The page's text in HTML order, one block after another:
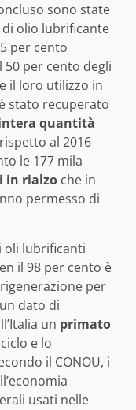
sono state
olio lubrificante
per cento
per cento degli
il loro utilizzo in
stato recuperato
quantità
al 2016
le 177 mila
in rialzo che in
permesso di
oli lubrificanti
il 98 per cento è
per
dato di
un primato
e lo
il CONOU, i
usati nelle